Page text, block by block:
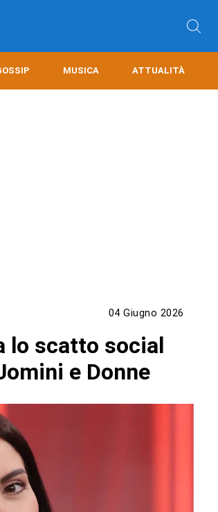
MUSICA ATTUALITÀ
04 Giugno 2026
lo scatto social
e Donne